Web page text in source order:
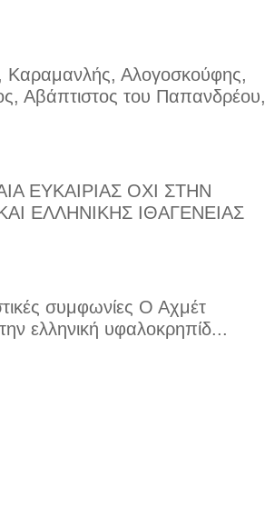
Καραμανλής, Αλογοσκούφης,
Αβάπτιστος του Παπανδρέου,
ΕΥΚΑΙΡΙΑΣ ΟΧΙ ΣΤΗΝ
ΕΛΛΗΝΙΚΗΣ ΙΘΑΓΕΝΕΙΑΣ
συμφωνίες Ο Αχμέτ
ελληνική υφαλοκρηπίδ...